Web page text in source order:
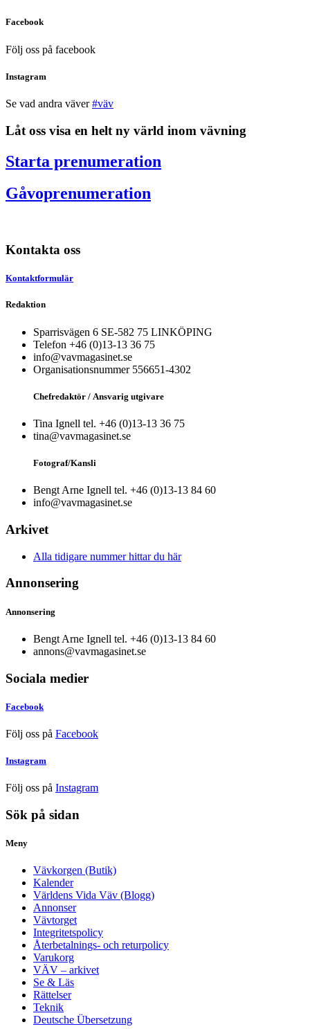
Facebook
Följ oss på facebook
Instagram
Se vad andra väver#väv
Låt oss visa en helt ny värld inom vävning
Starta prenumeration
Gåvoprenumeration
Kontakta oss
Kontaktformulär
Redaktion
Sparrisvägen 6 SE-582 75 LINKÖPING
Telefon +46 (0)13-13 36 75
info@vavmagasinet.se
Organisationsnummer 556651-4302
Chefredaktör / Ansvarig utgivare
Tina Ignell tel. +46 (0)13-13 36 75
tina@vavmagasinet.se
Fotograf/Kansli
Bengt Arne Ignell tel. +46 (0)13-13 84 60
info@vavmagasinet.se
Arkivet
Alla tidigare nummer hittar du här
Annonsering
Annonsering
Bengt Arne Ignell tel. +46 (0)13-13 84 60
annons@vavmagasinet.se
Sociala medier
Facebook
Följ oss på Facebook
Instagram
Följ oss på Instagram
Sök på sidan
Meny
Vävkorgen (Butik)
Kalender
Världens Vida Väv (Blogg)
Annonser
Vävtorget
Integritetspolicy
Återbetalnings- och returpolicy
Varukorg
VÄV – arkivet
Se & Läs
Rättelser
Teknik
Deutsche Übersetzung